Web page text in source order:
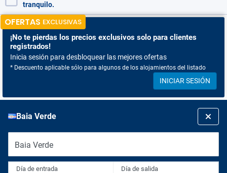
tranquilo.
OFERTAS EXCLUSIVAS
¡No te pierdas los precios exclusivos solo para clientes
registrados!
Inicia sesión para desbloquear las mejores ofertas
* Descuento aplicable sólo para algunos de los alojamientos del listado
INICIAR SESIÓN
Baia Verde
Baia Verde
Día de entrada Día de salida